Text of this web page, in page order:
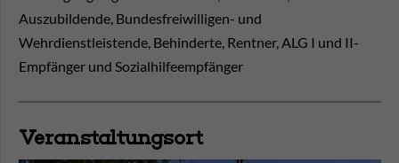
Auszubildende, Bundesfreiwilligen- und
Wehrdienstleistende, Behinderte, Rentner, ALG I und II-
Empfänger und Sozialhilfeempfänger
Veranstaltungsort